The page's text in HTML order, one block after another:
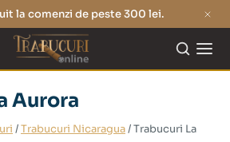
la comenzi de peste 300 lei.
Aurora
/Trabucuri Nicaragua/ Trabucuri La